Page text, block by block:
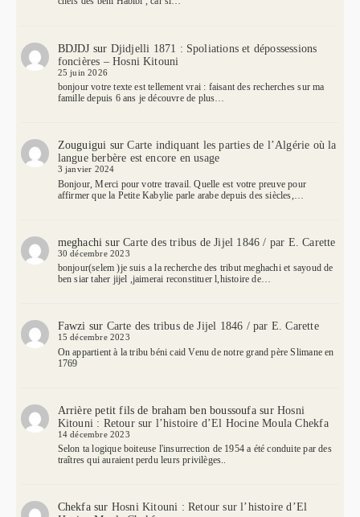
BDJDJ sur Djidjelli 1871 : Spoliations et dépossessions
foncières – Hosni Kitouni
25 juin 2026
bonjour votre texte est tellement vrai : faisant des recherches sur ma
famille depuis 6 ans je découvre de plus…
Zouguigui surCarte indiquant les parties de l’Algérie où la
langue berbère est encore en usage
3 janvier 2024
Bonjour, Merci pour votre travail. Quelle est votre preuve pour
affirmer que la Petite Kabylie parle arabe depuis des siècles,…
meghachi surCarte des tribus de Jijel 1846 / par E. Carette
30 décembre 2023
bonjour(selem )je suis a la recherche des tribut meghachi et sayoud de
ben siar taher jijel ,jaimerai reconstituer l,histoire de…
Fawzi sur Carte des tribus de Jijel 1846 / par E. Carette
15 décembre 2023
On appartient à la tribu béni caid Venu de notre grand père Slimane en
1769
Arrière petit fils de braham ben boussoufasur Hosni
Kitouni : Retour sur l’histoire d’El Hocine Moula Chekfa
14 décembre 2023
Selon ta logique boiteuse l'insurrection de 1954 a été conduite par des
traîtres qui auraient perdu leurs privilèges..
Chekfasur Hosni Kitouni : Retour sur l’histoire d’El